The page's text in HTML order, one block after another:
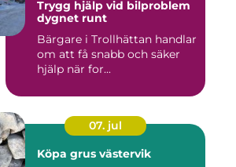
Trygg hjälp vid bilproblem
dygnet runt
Bärgare i Trollhättan handlar
om att få snabb och säker
hjälp när for...
07. jul
Köpa grus västervik